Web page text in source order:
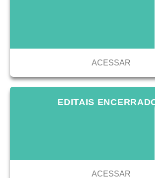
ACESSAR
EDITAIS
ACESSAR